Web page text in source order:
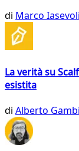
di Marco Iasevoli
La verità su
esistita
di Alberto